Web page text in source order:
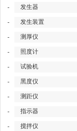
- 发生器
- 发生装置
- 测厚仪
- 照度计
- 试验机
- 黑度仪
- 测距仪
- 指示器
- 搅拌仪